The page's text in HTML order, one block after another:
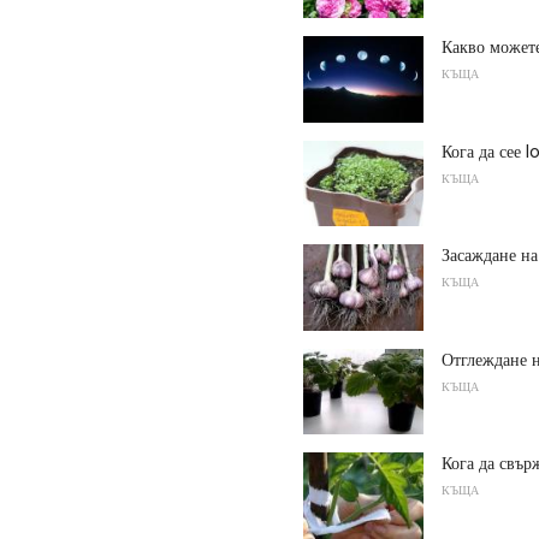
Какво
КЪЩА
Кога да сее
КЪЩА
Засаждане
КЪЩА
Отглеждане
КЪЩА
Кога да
КЪЩА